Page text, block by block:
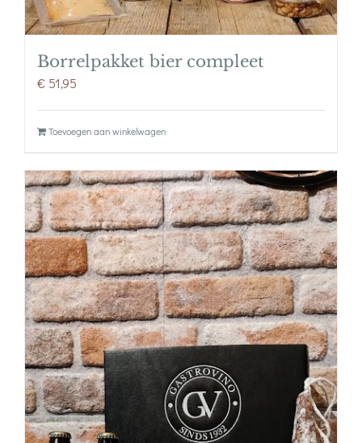
Borrelpakket bier compleet
€ 51,95
Toevoegen aan winkelwagen